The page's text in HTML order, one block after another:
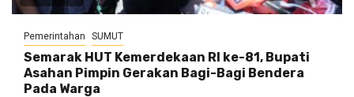
Pemerintahan SUMUT
Semarak HUT Kemerdekaan RI ke-81, Bupati
Asahan Pimpin Gerakan Bagi-Bagi Bendera
Pada Warga